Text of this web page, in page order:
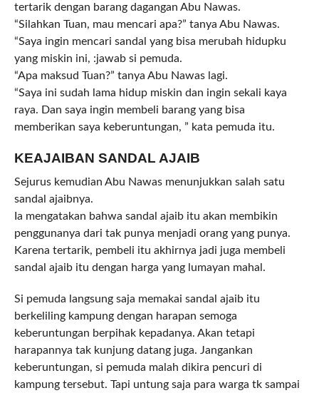
tertarik dengan barang dagangan Abu Nawas.
“Silahkan Tuan, mau mencari apa?” tanya Abu Nawas.
“Saya ingin mencari sandal yang bisa merubah hidupku
yang miskin ini, :jawab si pemuda.
“Apa maksud Tuan?” tanya Abu Nawas lagi.
“Saya ini sudah lama hidup miskin dan ingin sekali kaya
raya. Dan saya ingin membeli barang yang bisa
memberikan saya keberuntungan, ” kata pemuda itu.
KEAJAIBAN SANDAL AJAIB
Sejurus kemudian Abu Nawas menunjukkan salah satu
sandal ajaibnya.
Ia mengatakan bahwa sandal ajaib itu akan membikin
penggunanya dari tak punya menjadi orang yang punya.
Karena tertarik, pembeli itu akhirnya jadi juga membeli
sandal ajaib itu dengan harga yang lumayan mahal.
Si pemuda langsung saja memakai sandal ajaib itu
berkeliling kampung dengan harapan semoga
keberuntungan berpihak kepadanya. Akan tetapi
harapannya tak kunjung datang juga. Jangankan
keberuntungan, si pemuda malah dikira pencuri di
kampung tersebut. Tapi untung saja para warga tk sampai